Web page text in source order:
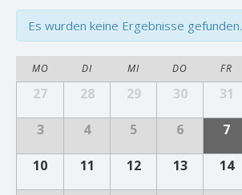
Es wurden keine Ergebnisse gefunden.
Calendar
ofCalendar
Veranstaltungen
MO DI MI DO FR
27 28 29 30 31
3 4 5 6 7
10 11 12 13 14